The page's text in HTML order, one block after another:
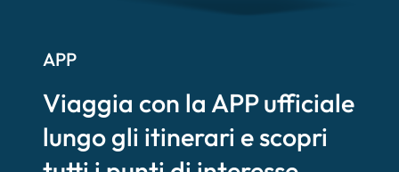
APP
Viaggia con la APP ufficiale
lungo gli itinerari e scopri